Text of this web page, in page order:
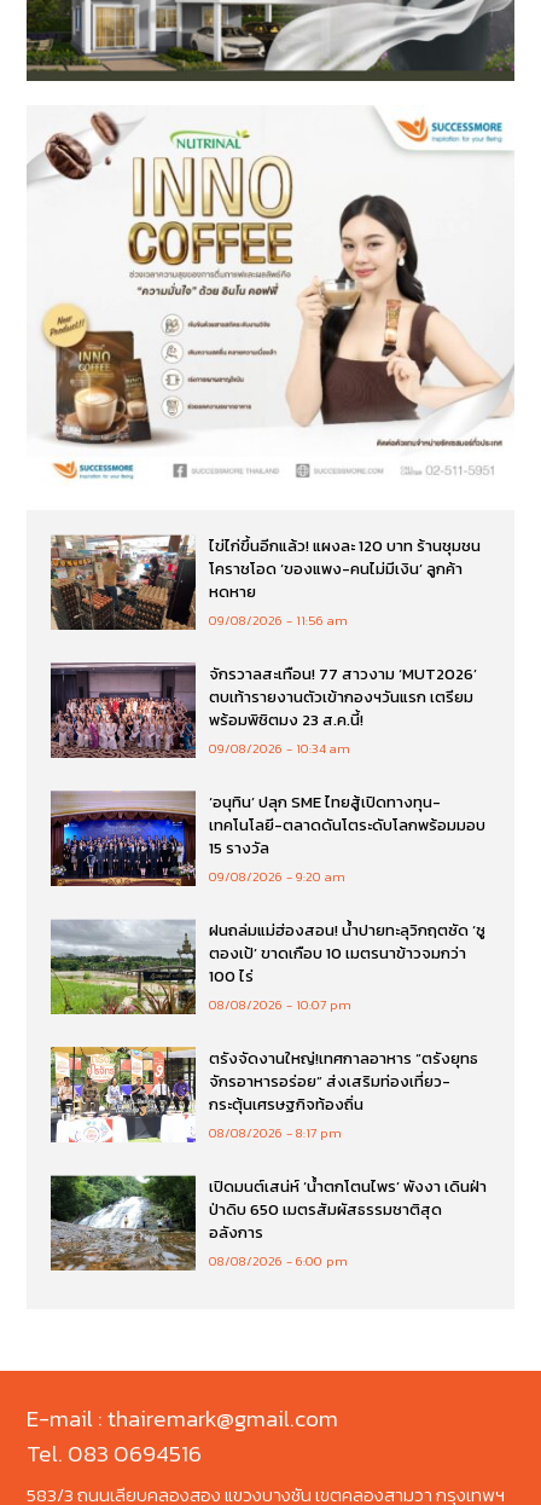
ไข่ไก่ขึ้นอีกแล้ว! แผงละ 120 บาท ร้านชุมชน
โคราชโอด ‘ของแพง-คนไม่มีเงิน’ ลูกค้า
หดหาย
09/08/2026 11:56 am
จักรวาลสะเทือน! 77 สาวงาม ‘MUT2026’
ตบเท้ารายงานตัวเข้ากองฯวันแรก เตรียม
พร้อมพิชิตมง 23 ส.ค.นี้!
09/08/2026 10:34 am
‘อนุทิน’ ปลุก SME ไทยสู้เปิดทางทุน-
เทคโนโลยี-ตลาดดันโตระดับโลกพร้อมมอบ
15 รางวัล
09/08/2026 9:20 am
ฝนถล่มแม่ฮ่องสอน! น้ำปายทะลุวิกฤตซัด ‘ซู
ตองเป้’ ขาดเกือบ 10 เมตรนาข้าวจมกว่า
100 ไร่
08/08/2026 10:07 pm
ตรังจัดงานใหญ่!เทศกาลอาหาร “ตรังยุทธ
จักรอาหารอร่อย” ส่งเสริมท่องเที่ยว-
กระตุ้นเศรษฐกิจท้องถิ่น
08/08/2026 8:17 pm
เปิดมนต์เสน่ห์ ‘น้ำตกโตนไพร’ พังงา เดินฝ่า
ป่าดิบ 650 เมตรสัมผัสธรรมชาติสุด
อลังการ
08/08/2026 6:00 pm
E-mail : thairemark@gmail.com
Tel. 083 0694516
583/3 ถนนเลียบคลองสอง แขวงบางชัน เขตคลองสามวา กรุงเทพฯ